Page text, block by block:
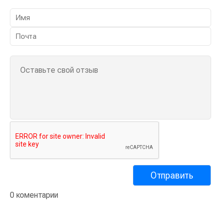
0 коментарии